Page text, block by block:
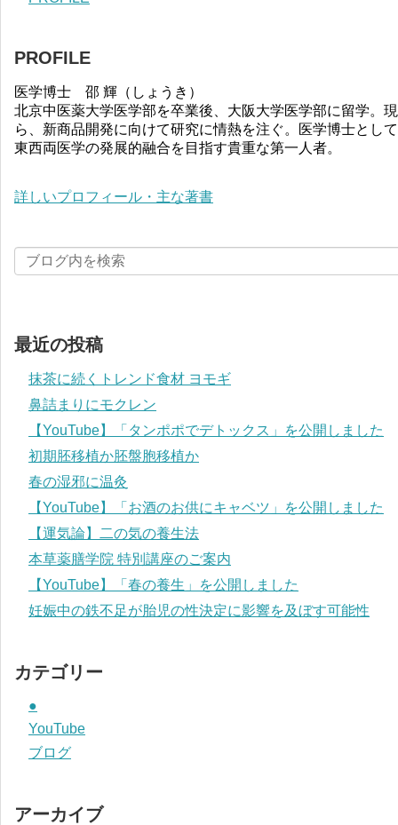
PROFILE
医学博士 邵 輝（しょうき）
北京中医薬大学医学部を卒業後、大阪大学医学部に留学。
ら、新商品開発に向けて研究に情熱を注ぐ。医学博士とし
東西両医学の発展的融合を目指す貴重な第一人者。
詳しいプロフィール・主な著書
最近の投稿
抹茶に続くトレンド食材 ヨモギ
鼻詰まりにモクレン
【YouTube】「タンポポでデトックス」を公開しました
初期胚移植か胚盤胞移植か
春の湿邪に温灸
【YouTube】「お酒のお供にキャベツ」を公開しました
【運気論】二の気の養生法
本草薬膳学院 特別講座のご案内
【YouTube】「春の養生」を公開しました
妊娠中の鉄不足が胎児の性決定に影響を及ぼす可能性
カテゴリー
●
YouTube
ブログ
アーカイブ